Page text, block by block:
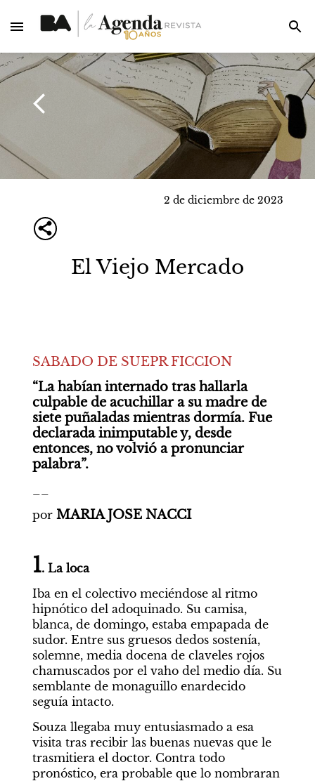
2 de diciembre de 2023
El Viejo Mercado
SABADO DE SUEPR FICCION
“La habían internado tras hallarla
culpable de acuchillar a su madre de
siete puñaladas mientras dormía. Fue
declarada inimputable y, desde
entonces, no volvió a pronunciar
palabra”.
por MARIA JOSE NACCI
1. La loca
Iba en el colectivo meciéndose al ritmo
hipnótico del adoquinado. Su camisa,
blanca, de domingo, estaba empapada de
sudor. Entre sus gruesos dedos sostenía,
solemne, media docena de claveles rojos
chamuscados por el vaho del medio día. Su
semblante de monaguillo enardecido
seguía intacto.
Souza llegaba muy entusiasmado a esa
visita tras recibir las buenas nuevas que le
trasmitiera el doctor. Contra todo
pronóstico, era probable que lo nombraran